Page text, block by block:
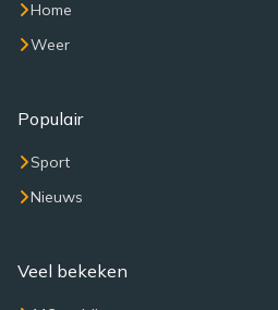
Home
Weer
Populair
Sport
Nieuws
Veel bekeken